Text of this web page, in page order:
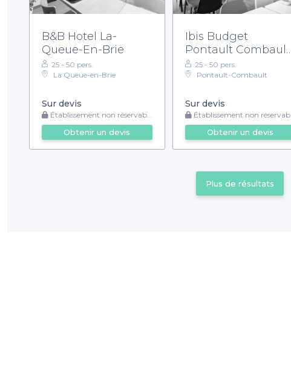
B&B Hotel La-
Queue-En-Brie
25 - 50 pers.
La Queue-en-Brie
Sur devis
Établissement non réservable
Obtenir un devis
Ibis Budget
Pontault Combault
Rn425 - 50 pers.
Pontault-Combault
Sur devis
Établissement non réservable
Obtenir un devis
Plus de résultats